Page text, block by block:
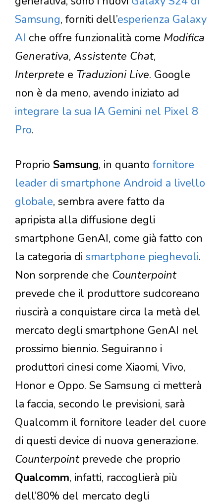
Samsung, forniti dell’esperienza Galaxy
AI che offre funzionalità come Modifica
Generativa, Assistente Chat,
Interprete e Traduzioni Live. Google
non è da meno, avendo iniziato ad
integrare la sua IA Gemini nel Pixel 8
Pro.
Proprio Samsung, in quanto fornitore
leader di smartphone Android a livello
globale, sembra avere fatto da
apripista alla diffusione degli
smartphone GenAI, come già fatto con
la categoria di smartphone pieghevoli.
Non sorprende che Counterpoint
prevede che il produttore sudcoreano
riuscirà a conquistare circa la metà del
mercato degli smartphone GenAI nel
prossimo biennio. Seguiranno i
produttori cinesi come Xiaomi, Vivo,
Honor e Oppo. Se Samsung ci metterà
la faccia, secondo le previsioni, sarà
Qualcomm il fornitore leader del cuore
di questi device di nuova generazione.
Counterpointprevede che proprio
Qualcomm, infatti, raccoglierà più
dell’80% del mercato degli